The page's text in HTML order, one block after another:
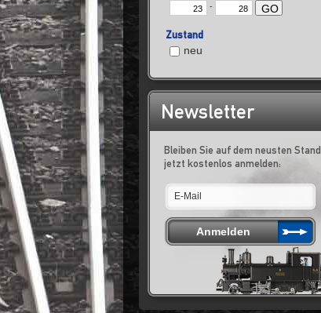
- GO
Zustand
neu
Newsletter
Bleiben Sie auf dem neusten Stand,
jetzt kostenlos anmelden: